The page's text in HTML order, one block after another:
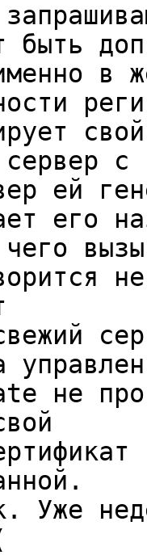
быть
в
с
ей
его
чего
не
Уже